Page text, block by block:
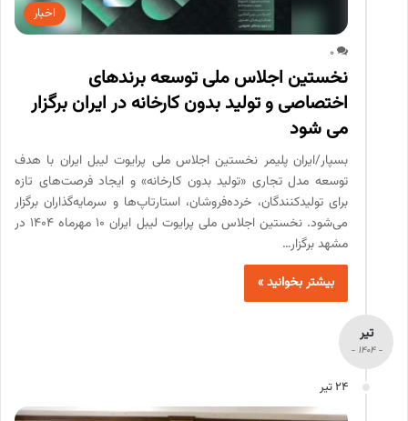
اخبار
0
نخستین اجلاس ملی توسعه برندهای
اختصاصی و تولید بدون کارخانه در ایران برگزار
می شود
بسپار/ایران پلیمر نخستین اجلاس ملی پرایوت لیبل ایران با هدف
توسعه مدل تجاری «تولید بدون کارخانه» و ایجاد فرصت‌های تازه
برای تولیدکنندگان، خرده‌فروشان، استارتاپ‌ها و سرمایه‌گذاران برگزار
می‌شود. نخستین اجلاس ملی پرایوت لیبل ایران ۱۰ مهرماه ۱۴۰۴ در
مشهد برگزار…
بیشتر بخوانید »
تیر
- 1404 -
24 تیر